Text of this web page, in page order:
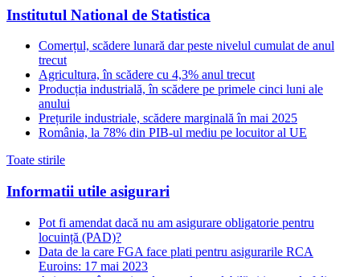
Institutul National de Statistica
Comerțul, scădere lunară dar peste nivelul cumulat de anul
trecut
Agricultura, în scădere cu 4,3% anul trecut
Producția industrială, în scădere pe primele cinci luni ale
anului
Prețurile industriale, scădere marginală în mai 2025
România, la 78% din PIB-ul mediu pe locuitor al UE
Toate stirile
Informatii utile asigurari
Pot fi amendat dacă nu am asigurare obligatorie pentru
locuință (PAD)?
Data de la care FGA face plati pentru asigurarile RCA
Euroins: 17 mai 2023